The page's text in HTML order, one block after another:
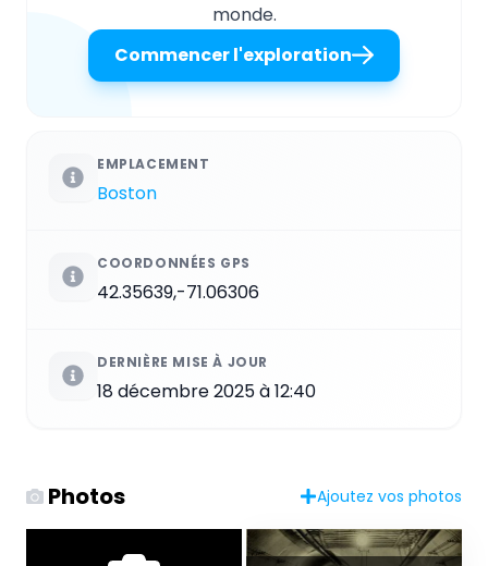
monde.
Commencer l'exploration
EMPLACEMENT
Boston
COORDONNÉES GPS
42.35639,-71.06306
DERNIÈRE MISE À JOUR
18 décembre 2025 à 12:40
Photos Ajoutez vos photos